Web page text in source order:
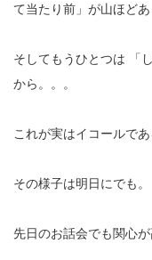
て当たり前」が山ほどあ
そしてもうひとつは 「
から。。。
これが実はイコールで
その様子は明日にでも。
先日のお話会でも関心